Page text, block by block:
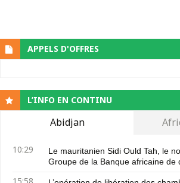
APPELS D'OFFRES
L’INFO EN CONTINU
Abidjan
10:29
Le mauritanien Sidi Ould Tah, le
Groupe de la Banque africaine de